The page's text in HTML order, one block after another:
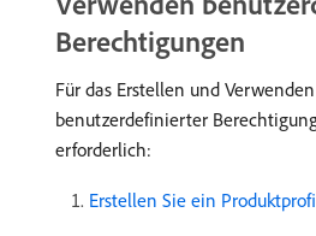
Berechtigungen
Für das Erstellen und
benutzerdefinierter
erforderlich:
Erstellen Sie ein